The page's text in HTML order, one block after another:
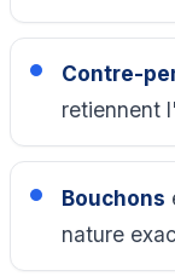
Contre-
retiennent
Bouchons
nature